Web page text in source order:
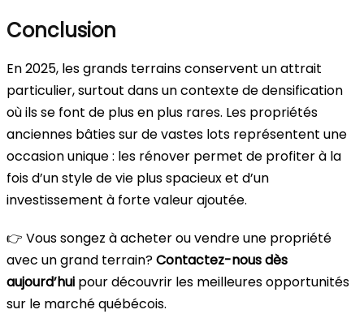
Conclusion
En 2025, les grands terrains conservent un attrait
particulier, surtout dans un contexte de densification
où ils se font de plus en plus rares. Les propriétés
anciennes bâties sur de vastes lots représentent une
occasion unique : les rénover permet de profiter à la
fois d’un style de vie plus spacieux et d’un
investissement à forte valeur ajoutée.
👉 Vous songez à acheter ou vendre une propriété
avec un grand terrain?Contactez-nous dès
aujourd’hui pour découvrir les meilleures opportunités
sur le marché québécois.